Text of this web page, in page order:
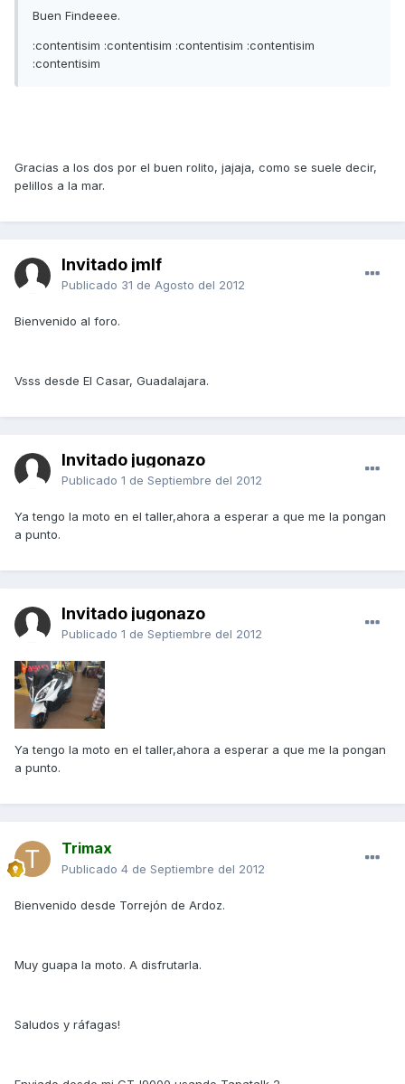
Buen Findeeee.
:contentisim :contentisim :contentisim :contentisim
:contentisim
Gracias a los dos por el buen rolito, jajaja, como se suele decir,
pelillos a la mar.
Invitado jmlf
Publicado 31 de Agosto del 2012
Bienvenido al foro.
Vsss desde El Casar, Guadalajara.
Invitado jugonazo
Publicado 1 de Septiembre del 2012
Ya tengo la moto en el taller,ahora a esperar a que me la pongan
a punto.
Invitado jugonazo
Publicado 1 de Septiembre del 2012
Ya tengo la moto en el taller,ahora a esperar a que me la pongan
a punto.
Trimax
Publicado 4 de Septiembre del 2012
Bienvenido desde Torrejón de Ardoz.
Muy guapa la moto. A disfrutarla.
Saludos y ráfagas!